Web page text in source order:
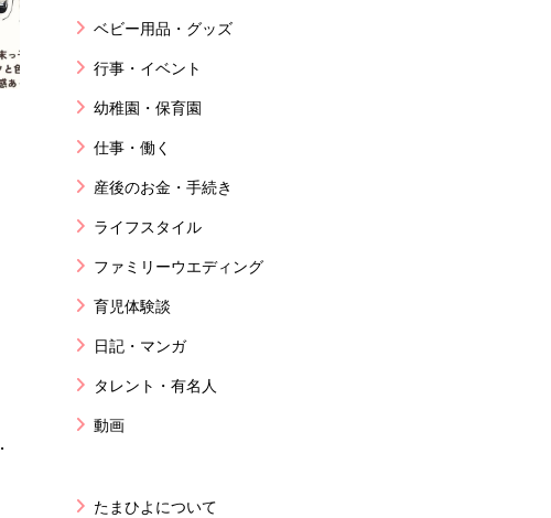
ベビー用品・グッズ
行事・イベント
幼稚園・保育園
仕事・働く
産後のお金・手続き
ライフスタイル
ファミリーウエディング
育児体験談
日記・マンガ
タレント・有名人
動画
たまひよについて